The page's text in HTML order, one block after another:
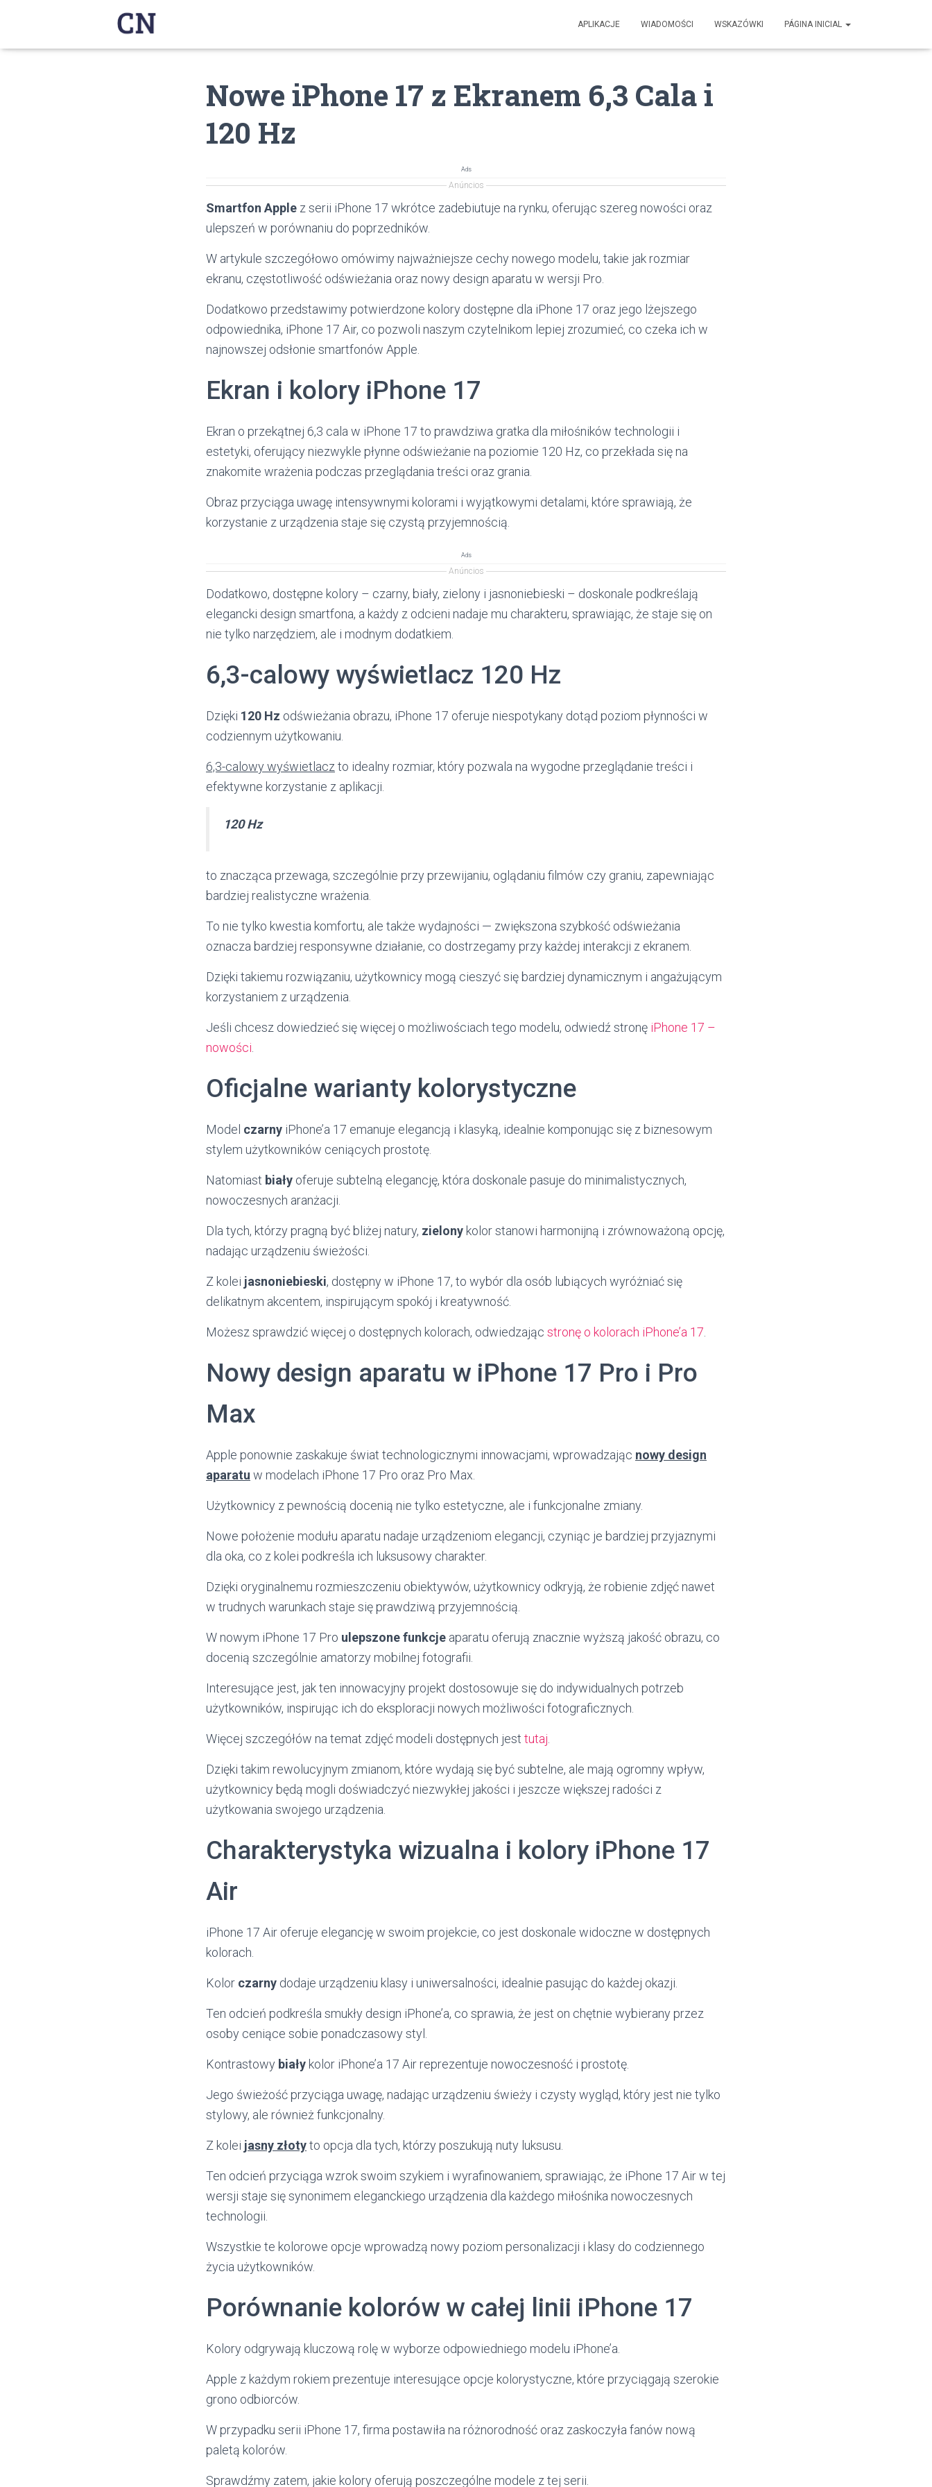
APLIKACJE WIADOMOŚCI WSKAZÓWKI PÁGINA INICIAL
Nowe iPhone 17 z Ekranem 6,3 Cala i
120 Hz
Ads
Anúncios
Smartfon Apple z serii iPhone 17 wkrótce zadebiutuje na rynku, oferując szereg nowości oraz
ulepszeń w porównaniu do poprzedników.
W artykule szczegółowo omówimy najważniejsze cechy nowego modelu, takie jak rozmiar
ekranu, częstotliwość odświeżania oraz nowy design aparatu w wersji Pro.
Dodatkowo przedstawimy potwierdzone kolory dostępne dla iPhone 17 oraz jego lżejszego
odpowiednika, iPhone 17 Air, co pozwoli naszym czytelnikom lepiej zrozumieć, co czeka ich w
najnowszej odsłonie smartfonów Apple.
Ekran i kolory iPhone 17
Ekran o przekątnej 6,3 cala w iPhone 17 to prawdziwa gratka dla miłośników technologii i
estetyki, oferujący niezwykle płynne odświeżanie na poziomie 120 Hz, co przekłada się na
znakomite wrażenia podczas przeglądania treści oraz grania.
Obraz przyciąga uwagę intensywnymi kolorami i wyjątkowymi detalami, które sprawiają, że
korzystanie z urządzenia staje się czystą przyjemnością.
Ads
Anúncios
Dodatkowo, dostępne kolory – czarny, biały, zielony i jasnoniebieski – doskonale podkreślają
elegancki design smartfona, a każdy z odcieni nadaje mu charakteru, sprawiając, że staje się on
nie tylko narzędziem, ale i modnym dodatkiem.
6,3-calowy wyświetlacz 120 Hz
Dzięki 120 Hz odświeżania obrazu, iPhone 17 oferuje niespotykany dotąd poziom płynności w
codziennym użytkowaniu.
6,3-calowy wyświetlacz to idealny rozmiar, który pozwala na wygodne przeglądanie treści i
efektywne korzystanie z aplikacji.
120 Hz
to znacząca przewaga, szczególnie przy przewijaniu, oglądaniu filmów czy graniu, zapewniając
bardziej realistyczne wrażenia.
To nie tylko kwestia komfortu, ale także wydajności — zwiększona szybkość odświeżania
oznacza bardziej responsywne działanie, co dostrzegamy przy każdej interakcji z ekranem.
Dzięki takiemu rozwiązaniu, użytkownicy mogą cieszyć się bardziej dynamicznym i angażującym
korzystaniem z urządzenia.
Jeśli chcesz dowiedzieć się więcej o możliwościach tego modelu, odwiedź stronę iPhone 17 –
nowości
Oficjalne warianty kolorystyczne
Model czarny iPhone’a 17 emanuje elegancją i klasyką, idealnie komponując się z biznesowym
stylem użytkowników ceniących prostotę.
Natomiast biały oferuje subtelną elegancję, która doskonale pasuje do minimalistycznych,
nowoczesnych aranżacji.
Dla tych, którzy pragną być bliżej natury, zielony kolor stanowi harmonijną i zrównoważoną opcję,
nadając urządzeniu świeżości.
Z kolei jasnoniebieski, dostępny w iPhone 17, to wybór dla osób lubiących wyróżniać się
delikatnym akcentem, inspirującym spokój i kreatywność.
Możesz sprawdzić więcej o dostępnych kolorach, odwiedzając stronę o kolorach iPhone’a 17
Nowy design aparatu w iPhone 17 Pro i Pro
Max
Apple ponownie zaskakuje świat technologicznymi innowacjami, wprowadzając nowy design
aparatu w modelach iPhone 17 Pro oraz Pro Max.
Użytkownicy z pewnością docenią nie tylko estetyczne, ale i funkcjonalne zmiany.
Nowe położenie modułu aparatu nadaje urządzeniom elegancji, czyniąc je bardziej przyjaznymi
dla oka, co z kolei podkreśla ich luksusowy charakter.
Dzięki oryginalnemu rozmieszczeniu obiektywów, użytkownicy odkryją, że robienie zdjęć nawet
w trudnych warunkach staje się prawdziwą przyjemnością.
W nowym iPhone 17 Pro ulepszone funkcje aparatu oferują znacznie wyższą jakość obrazu, co
docenią szczególnie amatorzy mobilnej fotografii.
Interesujące jest, jak ten innowacyjny projekt dostosowuje się do indywidualnych potrzeb
użytkowników, inspirując ich do eksploracji nowych możliwości fotograficznych.
Więcej szczegółów na temat zdjęć modeli dostępnych jest tutaj
Dzięki takim rewolucyjnym zmianom, które wydają się być subtelne, ale mają ogromny wpływ,
użytkownicy będą mogli doświadczyć niezwykłej jakości i jeszcze większej radości z
użytkowania swojego urządzenia.
Charakterystyka wizualna i kolory iPhone 17
Air
iPhone 17 Air oferuje elegancję w swoim projekcie, co jest doskonale widoczne w dostępnych
kolorach.
Kolor czarny dodaje urządzeniu klasy i uniwersalności, idealnie pasując do każdej okazji.
Ten odcień podkreśla smukły design iPhone’a, co sprawia, że jest on chętnie wybierany przez
osoby ceniące sobie ponadczasowy styl.
Kontrastowy biały kolor iPhone’a 17 Air reprezentuje nowoczesność i prostotę.
Jego świeżość przyciąga uwagę, nadając urządzeniu świeży i czysty wygląd, który jest nie tylko
stylowy, ale również funkcjonalny.
Z kolei jasny złotyto opcja dla tych, którzy poszukują nuty luksusu.
Ten odcień przyciąga wzrok swoim szykiem i wyrafinowaniem, sprawiając, że iPhone 17 Air w tej
wersji staje się synonimem eleganckiego urządzenia dla każdego miłośnika nowoczesnych
technologii.
Wszystkie te kolorowe opcje wprowadzą nowy poziom personalizacji i klasy do codziennego
życia użytkowników.
Porównanie kolorów w całej linii iPhone 17
Kolory odgrywają kluczową rolę w wyborze odpowiedniego modelu iPhone’a.
Apple z każdym rokiem prezentuje interesujące opcje kolorystyczne, które przyciągają szerokie
grono odbiorców.
W przypadku serii iPhone 17, firma postawiła na różnorodność oraz zaskoczyła fanów nową
paletą kolorów.
Sprawdźmy zatem, jakie kolory oferują poszczególne modele z tej serii.